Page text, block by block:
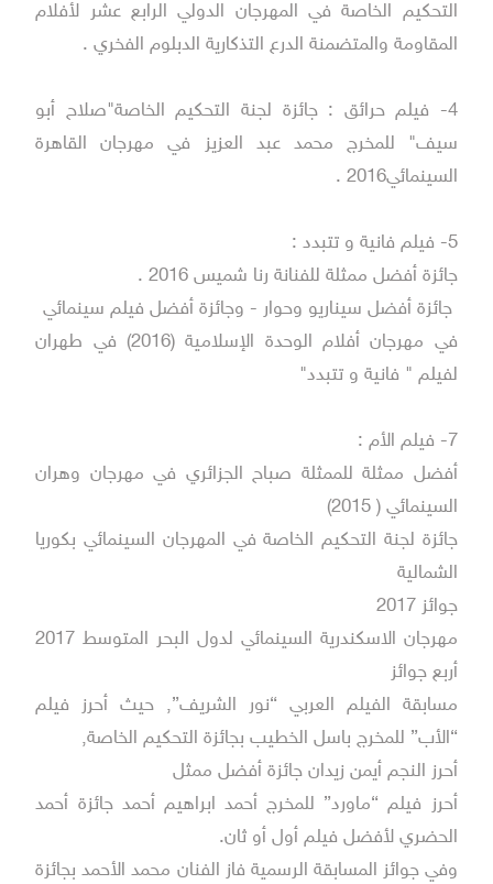
التحكيم الخاصة في المهرجان الدولي الرابع عشر لأفلام
المقاومة والمتضمنة الدرع التذكارية الدبلوم الفخري .
4- فيلم حرائق : جائزة لجنة التحكيم الخاصة"صلاح أبو
سيف" للمخرج محمد عبد العزيز في مهرجان القاهرة
السينمائي2016 .
جائزة أفضل ممثلة للفنانة رنا شميس 2016 .
جائزة أفضل سيناريو وحوار - وجائزة أفضل فيلم سينمائي
في مهرجان أفلام الوحدة الإسلامية (2016) في طهران
لفيلم " فانية و تتبدد"
أفضل ممثلة للممثلة صباح الجزائري في مهرجان وهران
السينمائي ( 2015)
جائزة لجنة التحكيم الخاصة في المهرجان السينمائي بكوريا
الشمالية
جوائز 2017
مهرجان الاسكندرية السينمائي لدول البحر المتوسط 2017
أربع جوائز
مسابقة الفيلم العربي “نور الشريف”, حيث أحرز فيلم
“الأب” للمخرج باسل الخطيب بجائزة التحكيم الخاصة,
أحرز النجم أيمن زيدان جائزة أفضل ممثل
أحرز فيلم “ماورد” للمخرج أحمد ابراهيم أحمد جائزة أحمد
الحضري لأفضل فيلم أول أو ثان.
وفي جوائز المسابقة الرسمية فاز الفنان محمد الأحمد بجائزة